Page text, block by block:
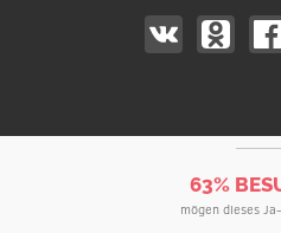
63%
mögen dieses